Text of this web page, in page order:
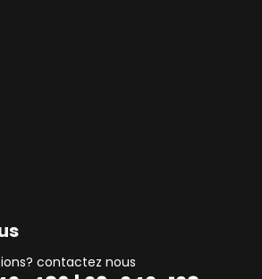
contactez nous